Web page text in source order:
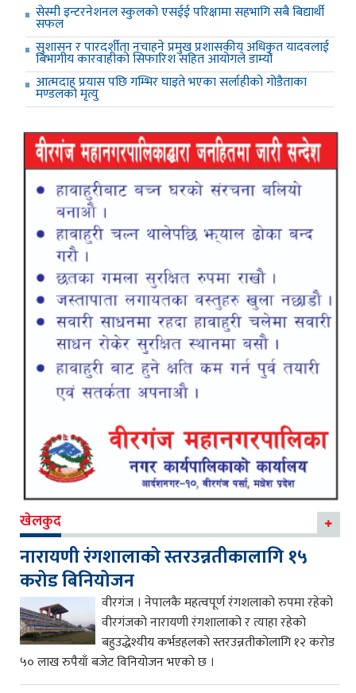
सेस्मी इन्टरनेशनल स्कुलको एसईई परिक्षामा सहभागि सबै बिद्यार्थी
सफल
सुशासन र पारदर्शीता नचाहने प्रमुख प्रशासकीय अधिकृत यादवलाई
बिभागीय कारवाहीको सिफारिश सहित आयोगले डाम्यो
आत्मदाह प्रयास पछि गम्भिर घाइते भएका सर्लाहीको गोडैताका
मण्डलको मृत्यु
खेलकुद
नारायणी रंगशालाको स्तरउन्नतीकालागि १५
करोड बिनियोजन
वीरगंज । नेपालकै महत्वपूर्ण रंगशलाको रुपमा रहेको
वीरगंजको नारायणी रंगशालाको र त्याहा रहेको
बहुउद्धेश्यीय कर्भडहलको स्तरउन्नतीकोलागि १२ करोड
५० लाख रुपैयाँ बजेट विनियोजन भएको छ ।